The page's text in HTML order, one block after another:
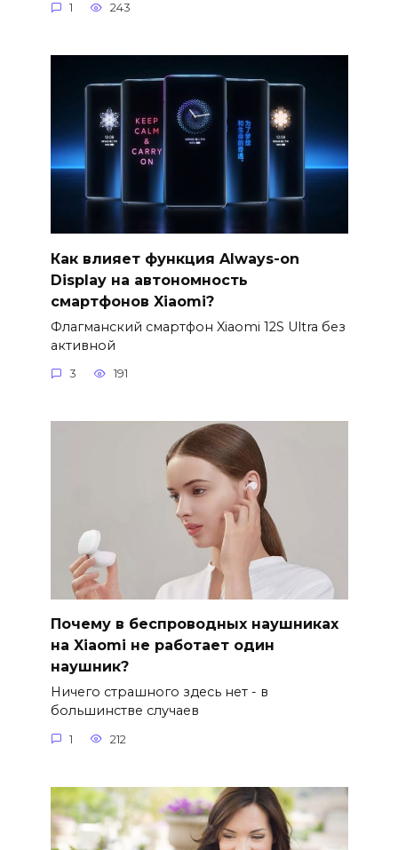
1 243
Как влияет функция Always-on
Display на автономность
смартфонов Xiaomi?
Флагманский смартфон Xiaomi 12S Ultra без
активной
3 191
Почему в беспроводных наушниках
на Xiaomi не работает один
наушник?
Ничего страшного здесь нет - в
большинстве случаев
1 212